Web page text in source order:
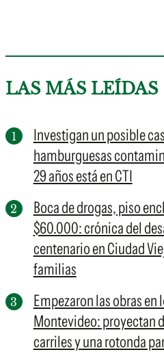
LAS MÁS LEÍDAS
Investigan un posible
hamburguesas
29 años está en CTI
Boca de drogas, piso
$60.000: crónica del
centenario en Ciudad
familias
Empezaron las obras en
Montevideo: proyectan
carriles y una rotonda